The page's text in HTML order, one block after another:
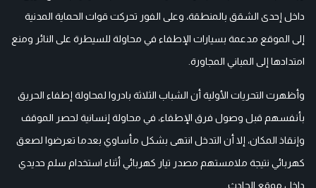
داخل إحدى الشقق بالمنطقة، وعلى الفور تحركت قوات الحماية المدنية
إلى الموقع مدعمة بسيارات الإطفاء في محاولة للسيطرة على النائر ومنع
امتدادها إلى المباني المجاورة.
وأظهرت التحريات الأولية أن الشباب الثلاثة بادروا لمحاولة إطفاء الحريق
بأنفسهم قبل وصول فرق الإطفاء، في محاولة إنسانية لحصر الموقف
وإنقاذ المكان، إلا أن التدخل انتهى بشكل مأساوي بعدما تعرضوا لصعق
كهربائي نتيجة ملامستهم مصدر تيار كهربائي أثناء استخدام سلم حديدي
داخل موقع الحادث.